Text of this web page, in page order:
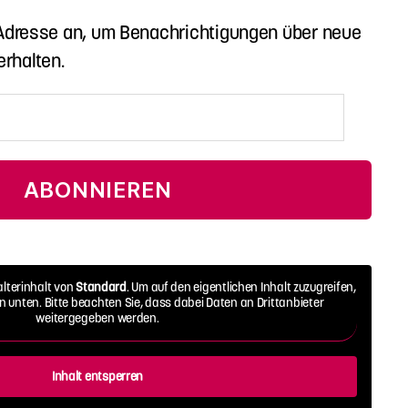
an, um Benachrichtigungen über neue
ABONNIEREN
vonStandard. Um auf den eigentlichen Inhalt zuzugreifen,
unten. Bitte beachten Sie, dass dabei Daten an Drittanbieter
weitergegeben werden.
Inhalt entsperren